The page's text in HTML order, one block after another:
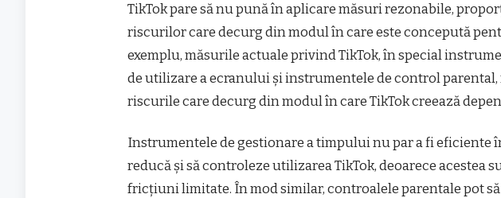
TikTok pare să nu pună în aplicare măsuri rezonabile,
riscurilor care decurg din modul în care este concepută
exemplu, măsurile actuale privind TikTok, în special
de utilizare a ecranului şi instrumentele de control parental,
riscurile care decurg din modul în care TikTok creează
Instrumentele de gestionare a timpului nu par a fi eficiente
reducă şi să controleze utilizarea TikTok, deoarece acestea
fricţiuni limitate. În mod similar, controalele parentale pot